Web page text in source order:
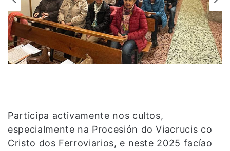
Participa activamente nos cultos,
especialmente na Procesión do Viacrucis co
Cristo dos Ferroviarios, e neste 2025 facíao